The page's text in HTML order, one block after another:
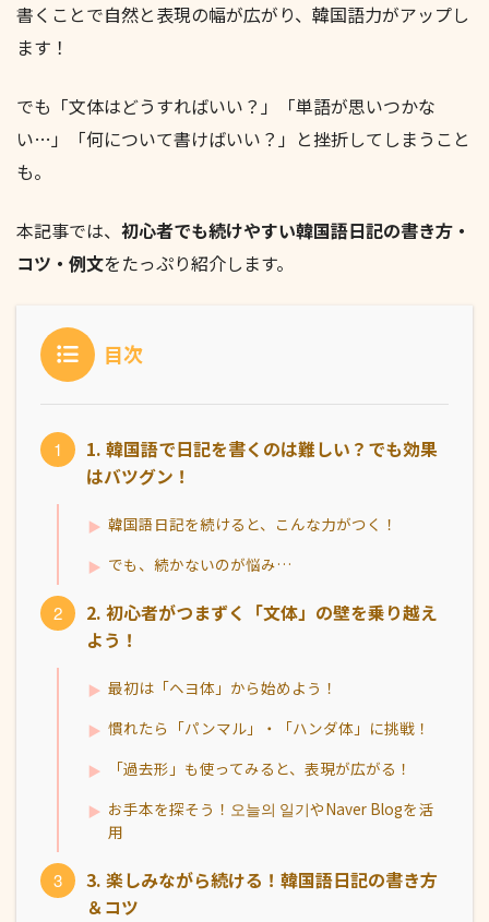
書くことで自然と表現の幅が広がり、韓国語力がアップし
ます！
でも「文体はどうすればいい？」「単語が思いつかな
い…」「何について書けばいい？」と挫折してしまうこと
も。
本記事では、 初心者でも続けやすい韓国語日記の書き方・
コツ・例文をたっぷり紹介します。
目次
1. 韓国語で日記を書くのは難しい？でも効果
はバツグン！
韓国語日記を続けると、こんな力がつく！
でも、続かないのが悩み…
2. 初心者がつまずく「文体」の壁を乗り越え
よう！
最初は「ヘヨ体」から始めよう！
慣れたら「パンマル」・「ハンダ体」に挑戦！
「過去形」も使ってみると、表現が広がる！
お手本を探そう！오늘의 일기やNaver Blogを活
用
3. 楽しみながら続ける！韓国語日記の書き方
＆コツ